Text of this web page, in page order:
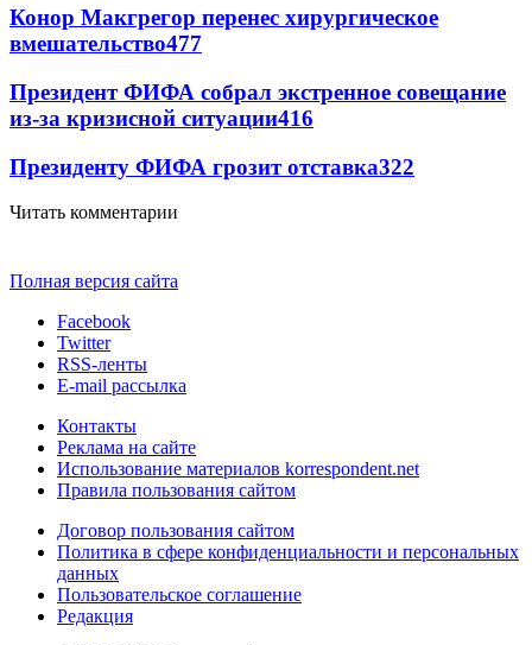
Конор Макгрегор перенес хирургическое
вмешательство477
Президент ФИФА собрал экстренное совещание
из-за кризисной ситуации416
Президенту ФИФА грозит отставка322
Читать комментарии
Полная версия сайта
Facebook
Twitter
RSS-ленты
E-mail рассылка
Контакты
Реклама на сайте
Использование материалов korrespondent.net
Правила пользования сайтом
Договор пользования сайтом
Политика в сфере конфиденциальности и персональных
данных
Пользовательское соглашение
Редакция